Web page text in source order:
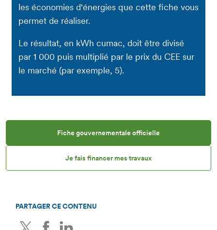
les économies d'énergies que cette fiche vous
permet de réaliser.
Le résultat, en kWh cumac, doit être divisé
par 1 000 puis multiplié par le prix du CEE sur
le marché (par exemple, 5).
Fiche gouvernementale officielle
Je fais financer mes travaux
PARTAGER CE CONTENU
TwitterFacebook